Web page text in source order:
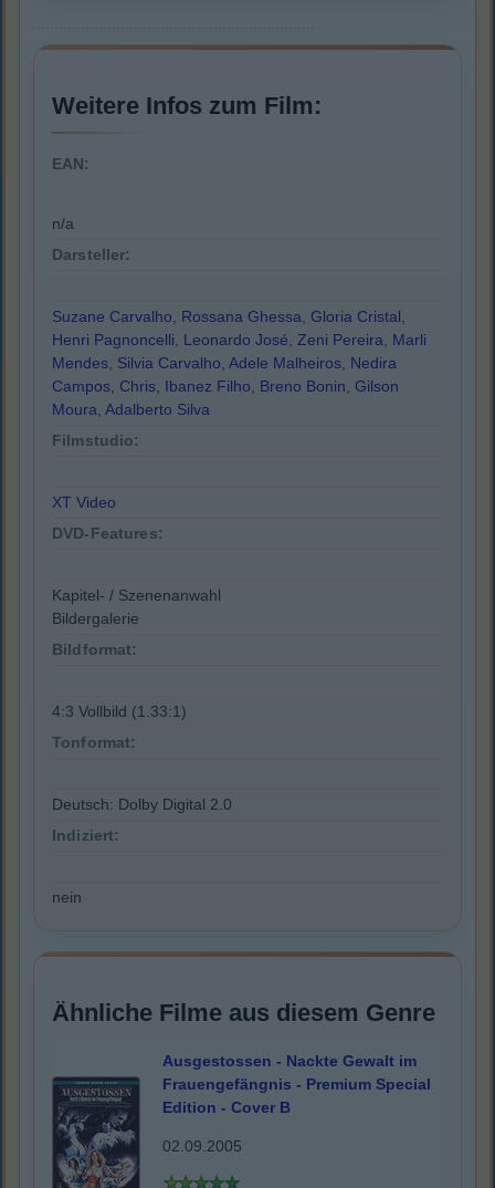
Weitere Infos zum Film:
EAN:
n/a
Darsteller:
Suzane Carvalho, Rossana Ghessa, Gloria Cristal,
Henri Pagnoncelli, Leonardo José, Zeni Pereira, Marli
Mendes, Silvia Carvalho, Adele Malheiros, Nedira
Campos, Chris, Ibanez Filho, Breno Bonin, Gilson
Moura, Adalberto Silva
Filmstudio:
XT Video
DVD-Features:
Kapitel- / Szenenanwahl
Bildergalerie
Bildformat:
4:3 Vollbild (1.33:1)
Tonformat:
Deutsch: Dolby Digital 2.0
Indiziert:
nein
Ähnliche Filme aus diesem Genre
Ausgestossen - Nackte Gewalt im
Frauengefängnis - Premium Special
Edition - Cover B
02.09.2005